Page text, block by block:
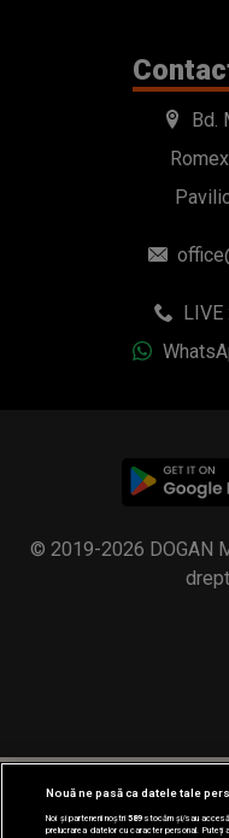
Bd.
LIVE
© 2019-2026 DOGAN
Nouă ne pasă ca datele tale
Noi și partenerii noștri589stocăm și/sau
prelucrarea datelor cu caracter personal.